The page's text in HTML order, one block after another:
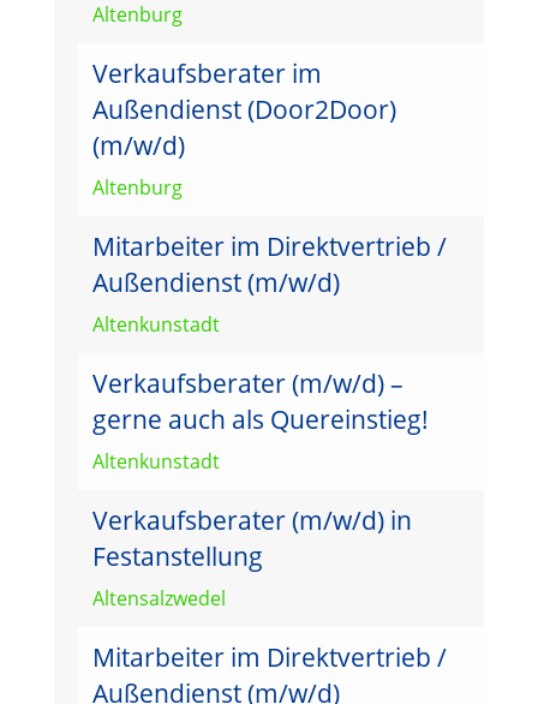
Altenburg
Verkaufsberater im
Außendienst (Door2Door)
(m/w/d)
Altenburg
Mitarbeiter im Direktvertrieb /
Außendienst (m/w/d)
Altenkunstadt
Verkaufsberater (m/w/d) –
gerne auch als Quereinstieg!
Altenkunstadt
Verkaufsberater (m/w/d) in
Festanstellung
Altensalzwedel
Mitarbeiter im Direktvertrieb /
Außendienst (m/w/d)